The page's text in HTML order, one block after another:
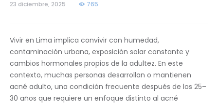
23 diciembre, 2025 765
Vivir en Lima implica convivir con humedad,
contaminación urbana, exposición solar constante y
cambios hormonales propios de la adultez. En este
contexto, muchas personas desarrollan o mantienen
acné adulto, una condición frecuente después de los 25–
30 años que requiere un enfoque distinto al acné